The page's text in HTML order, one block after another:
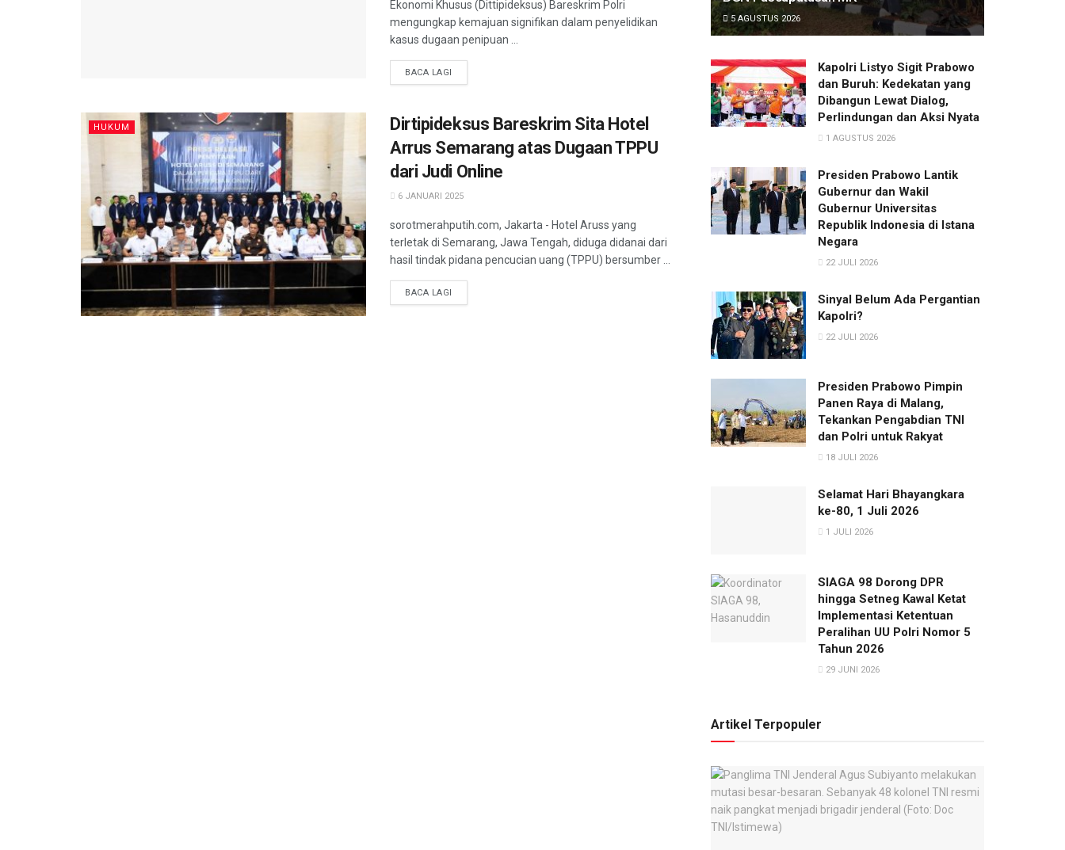
Ekonomi Khusus (Dittipideksus) Bareskrim Polri
mengungkap kemajuan signifikan dalam penyelidikan
kasus dugaan penipuan ...
BACA LAGI
HUKUM
Dirtipideksus Bareskrim Sita Hotel
Arrus Semarang atas Dugaan TPPU
dari Judi Online
6 JANUARI 2025
sorotmerahputih.com, Jakarta - Hotel Aruss yang
terletak di Semarang, Jawa Tengah, diduga didanai dari
hasil tindak pidana pencucian uang (TPPU) bersumber ...
BACA LAGI
5 AGUSTUS 2026
Kapolri Listyo Sigit Prabowo
dan Buruh: Kedekatan yang
Dibangun Lewat Dialog,
Perlindungan dan Aksi Nyata
1 AGUSTUS 2026
Presiden Prabowo Lantik
Gubernur dan Wakil
Gubernur Universitas
Republik Indonesia di Istana
Negara
22 JULI 2026
Sinyal Belum Ada Pergantian
Kapolri?
22 JULI 2026
Presiden Prabowo Pimpin
Panen Raya di Malang,
Tekankan Pengabdian TNI
dan Polri untuk Rakyat
18 JULI 2026
Selamat Hari Bhayangkara
ke-80, 1 Juli 2026
1 JULI 2026
SIAGA 98 Dorong DPR
hingga Setneg Kawal Ketat
Implementasi Ketentuan
Peralihan UU Polri Nomor 5
Tahun 2026
29 JUNI 2026
Artikel Terpopuler